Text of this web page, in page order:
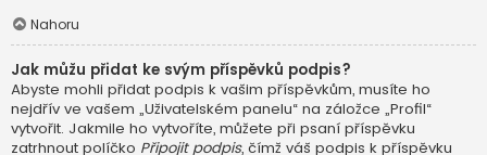
Nahoru
Jak můžu přidat ke svým příspěvků podpis?
Abyste mohli přidat podpis k vašim příspěvkům, musíte ho
nejdřív ve vašem „Uživatelském panelu“ na záložce „Profil“
vytvořit. Jakmile ho vytvoříte, můžete při psaní příspěvku
zatrhnout políčko Připojit podpis, čímž váš podpis k příspěvku